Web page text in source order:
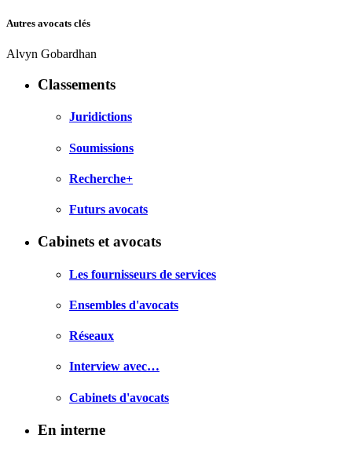
Autres avocats clés
Alvyn Gobardhan
Classements
Juridictions
Soumissions
Recherche+
Futurs avocats
Cabinets et avocats
Les fournisseurs de services
Ensembles d'avocats
Réseaux
Interview avec…
Cabinets d'avocats
En interne